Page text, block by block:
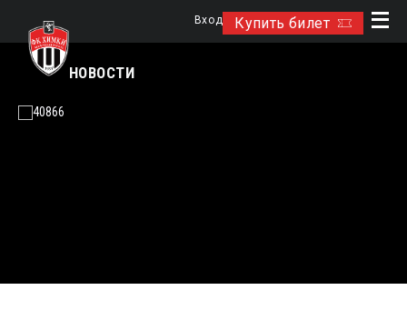
Купить билет
Вход
НОВОСТИ